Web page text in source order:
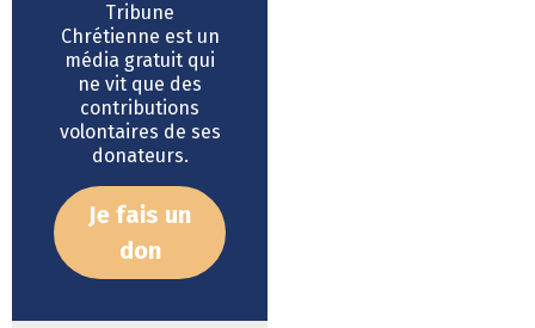
Tribune
Chrétienne est un
média gratuit qui
ne vit que des
contributions
volontaires de ses
donateurs.
Je fais un
don